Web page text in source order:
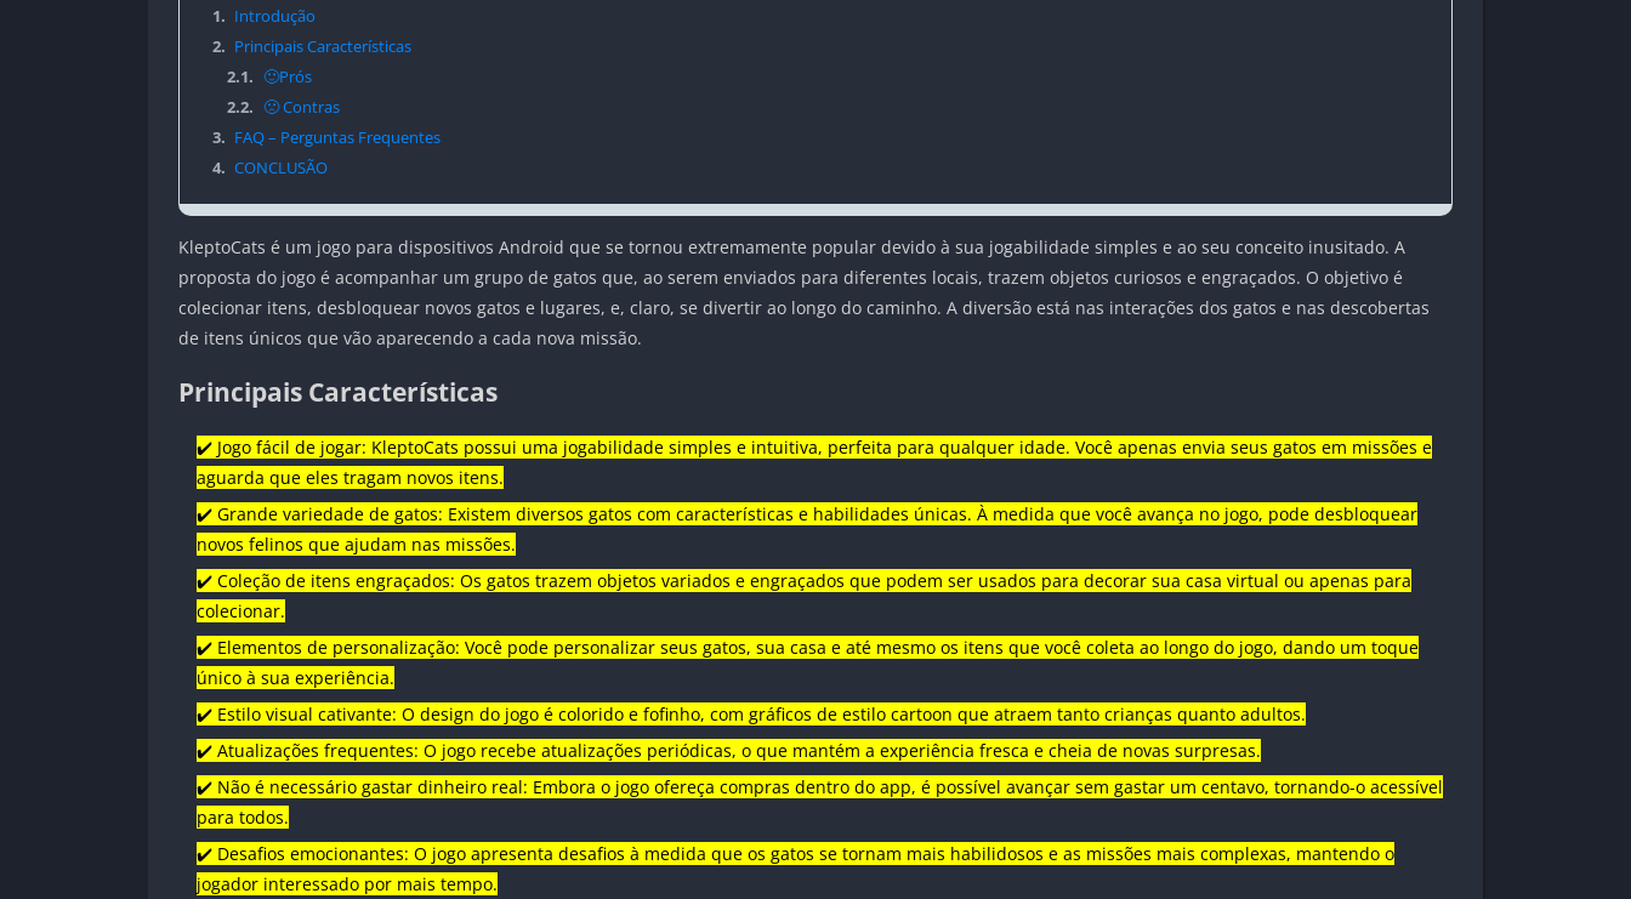
1. Introdução
2. Principais Características
2.1. 🙂Prós
2.2. 🙁 Contras
3. FAQ – Perguntas Frequentes
4. CONCLUSÃO
KleptoCats é um jogo para dispositivos Android que se tornou extremamente popular devido à sua jogabilidade simples e ao seu conceito inusitado. A
proposta do jogo é acompanhar um grupo de gatos que, ao serem enviados para diferentes locais, trazem objetos curiosos e engraçados. O objetivo é
colecionar itens, desbloquear novos gatos e lugares, e, claro, se divertir ao longo do caminho. A diversão está nas interações dos gatos e nas descobertas
de itens únicos que vão aparecendo a cada nova missão.
Principais Características
✔️ Jogo fácil de jogar: KleptoCats possui uma jogabilidade simples e intuitiva, perfeita para qualquer idade. Você apenas envia seus gatos em missões e
aguarda que eles tragam novos itens.
✔️ Grande variedade de gatos: Existem diversos gatos com características e habilidades únicas. À medida que você avança no jogo, pode desbloquear
novos felinos que ajudam nas missões.
✔️ Coleção de itens engraçados: Os gatos trazem objetos variados e engraçados que podem ser usados para decorar sua casa virtual ou apenas para
colecionar.
✔️ Elementos de personalização: Você pode personalizar seus gatos, sua casa e até mesmo os itens que você coleta ao longo do jogo, dando um toque
único à sua experiência.
✔️ Estilo visual cativante: O design do jogo é colorido e fofinho, com gráficos de estilo cartoon que atraem tanto crianças quanto adultos.
✔️ Atualizações frequentes: O jogo recebe atualizações periódicas, o que mantém a experiência fresca e cheia de novas surpresas.
✔️ Não é necessário gastar dinheiro real: Embora o jogo ofereça compras dentro do app, é possível avançar sem gastar um centavo, tornando-o acessível
para todos.
✔️ Desafios emocionantes: O jogo apresenta desafios à medida que os gatos se tornam mais habilidosos e as missões mais complexas, mantendo o
jogador interessado por mais tempo.